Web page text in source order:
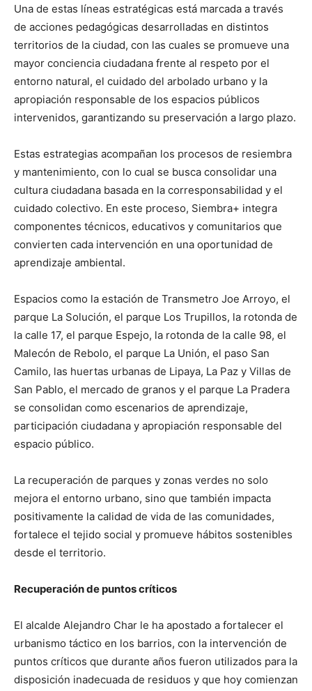
Una de estas líneas estratégicas está marcada a través
de acciones pedagógicas desarrolladas en distintos
territorios de la ciudad, con las cuales se promueve una
mayor conciencia ciudadana frente al respeto por el
entorno natural, el cuidado del arbolado urbano y la
apropiación responsable de los espacios públicos
intervenidos, garantizando su preservación a largo plazo.
Estas estrategias acompañan los procesos de resiembra
y mantenimiento, con lo cual se busca consolidar una
cultura ciudadana basada en la corresponsabilidad y el
cuidado colectivo. En este proceso, Siembra+ integra
componentes técnicos, educativos y comunitarios que
convierten cada intervención en una oportunidad de
aprendizaje ambiental.
Espacios como la estación de Transmetro Joe Arroyo, el
parque La Solución, el parque Los Trupillos, la rotonda de
la calle 17, el parque Espejo, la rotonda de la calle 98, el
Malecón de Rebolo, el parque La Unión, el paso San
Camilo, las huertas urbanas de Lipaya, La Paz y Villas de
San Pablo, el mercado de granos y el parque La Pradera
se consolidan como escenarios de aprendizaje,
participación ciudadana y apropiación responsable del
espacio público.
La recuperación de parques y zonas verdes no solo
mejora el entorno urbano, sino que también impacta
positivamente la calidad de vida de las comunidades,
fortalece el tejido social y promueve hábitos sostenibles
desde el territorio.
Recuperación de puntos críticos
El alcalde Alejandro Char le ha apostado a fortalecer el
urbanismo táctico en los barrios, con la intervención de
puntos críticos que durante años fueron utilizados para la
disposición inadecuada de residuos y que hoy comienzan